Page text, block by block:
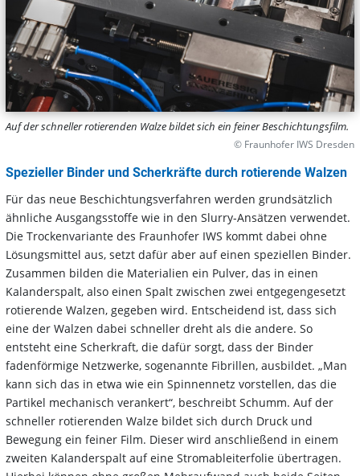
Auf der schneller rotierenden Walze bildet sich ein feiner Beschichtungsfilm.
© Fraunhofer IWS Dresden
Spezieller Binder und Scherkräfte durch rotierende Walzen
Für das neue Beschichtungsverfahren werden grundsätzlich
ähnliche Ausgangsstoffe wie in den Slurry-Ansätzen verwendet.
Die Trockenvariante des Fraunhofer IWS kommt dabei ohne
Lösungsmittel aus, setzt dafür aber auf einen speziellen Binder.
Zusammen bilden die Materialien ein Pulver, das in einen
Kalanderspalt, also einen Spalt zwischen zwei entgegengesetzt
rotierende Walzen, gegeben wird. Entscheidend ist, dass sich
eine der Walzen dabei schneller dreht als die andere. So
entsteht eine Scherkraft, die dafür sorgt, dass der Binder
fadenförmige Netzwerke, sogenannte Fibrillen, ausbildet. „Man
kann sich das in etwa wie ein Spinnennetz vorstellen, das die
Partikel mechanisch verankert“, beschreibt Schumm. Auf der
schneller rotierenden Walze bildet sich durch Druck und
Bewegung ein feiner Film. Dieser wird anschließend in einem
zweiten Kalanderspalt auf eine Stromableiterfolie übertragen.